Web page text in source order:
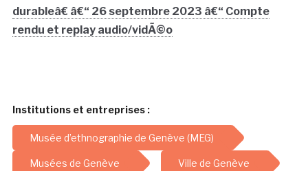
durableâ€ â€“ 26 septembre 2023 â€“ Compte
rendu et replay audio/vidÃ©o
Institutions et entreprises :
Musée d’ethnographie de Genève (MEG)
Musées de Genève Ville de Genève